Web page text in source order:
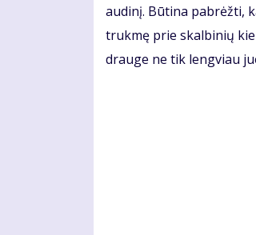
audinį. Būtina pabrėžti,
trukmę prie skalbinių
drauge ne tik lengviau